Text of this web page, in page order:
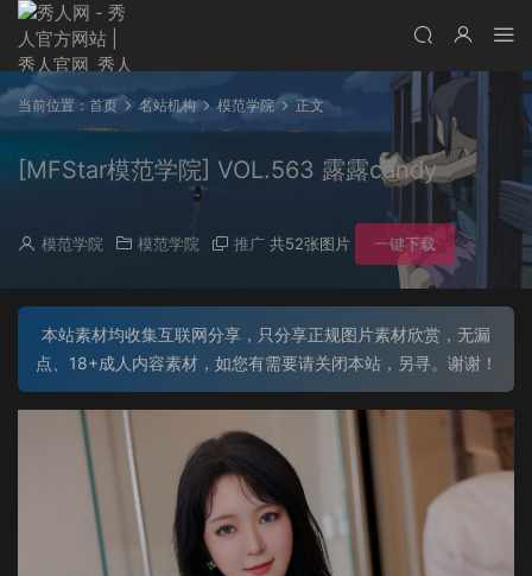
当前位置： 首页 名站机构 模范学院 正文
[MFStar模范学院] VOL.563 露露candy
模范学院 模范学院 推广 共52张图片 一键下载
本站素材均收集互联网分享，只分享正规图片素材欣赏，无漏
点、18+成人内容素材，如您有需要请关闭本站，另寻。谢谢！